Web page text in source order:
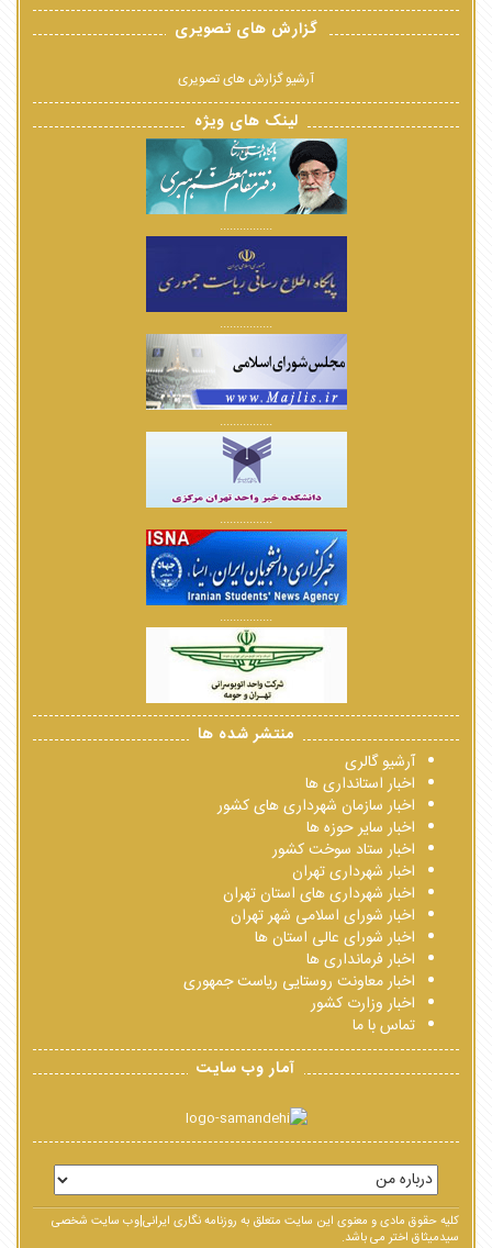
گزارش های تصویری
آرشیو گزارش های تصویری
لینک های ویژه
................
................
................
................
................
منتشر شده ها
آرشیو گالری
اخبار استانداری ها
اخبار سازمان شهرداری های کشور
اخبار سایر حوزه ها
اخبار ستاد سوخت کشور
اخبار شهرداری تهران
اخبار شهرداری های استان تهران
اخبار شورای اسلامی شهر تهران
اخبار شورای عالی استان ها
اخبار فرمانداری ها
اخبار معاونت روستایی ریاست جمهوری
اخبار وزارت کشور
تماس با ما
آمار وب سایت
کلیه حقوق مادی و معنوی این سایت متعلق به روزنامه نگاری ایرانی|وب سایت شخصی
سیدمیثاق اختر می باشد.